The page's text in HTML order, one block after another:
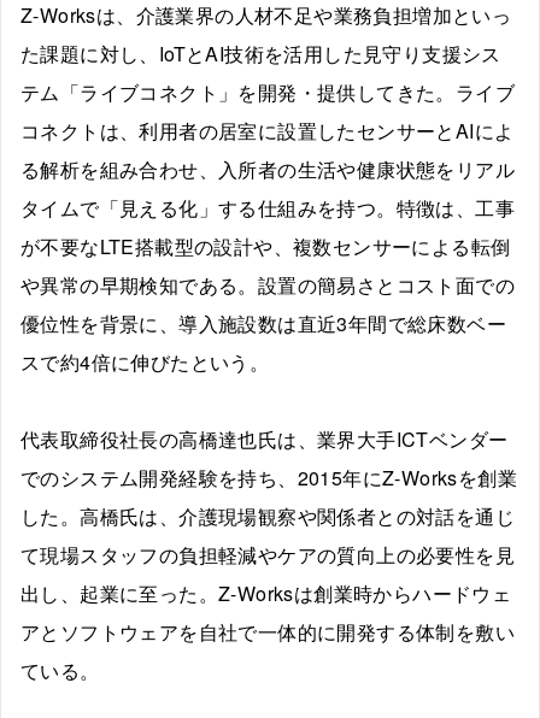
Z-Worksは、介護業界の人材不足や業務負担増加といっ
た課題に対し、IoTとAI技術を活用した見守り支援シス
テム「ライブコネクト」を開発・提供してきた。ライブ
コネクトは、利用者の居室に設置したセンサーとAIによ
る解析を組み合わせ、入所者の生活や健康状態をリアル
タイムで「見える化」する仕組みを持つ。特徴は、工事
が不要なLTE搭載型の設計や、複数センサーによる転倒
や異常の早期検知である。設置の簡易さとコスト面での
優位性を背景に、導入施設数は直近3年間で総床数ベー
スで約4倍に伸びたという。
代表取締役社長の高橋達也氏は、業界大手ICTベンダー
でのシステム開発経験を持ち、2015年にZ-Worksを創業
した。高橋氏は、介護現場観察や関係者との対話を通じ
て現場スタッフの負担軽減やケアの質向上の必要性を見
出し、起業に至った。Z-Worksは創業時からハードウェ
アとソフトウェアを自社で一体的に開発する体制を敷い
ている。